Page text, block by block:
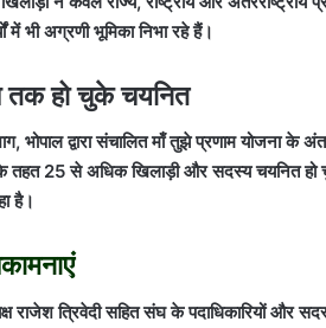
में भी अग्रणी भूमिका निभा रहे हैं।
हो चुके चयनित
भोपाल द्वारा संचालित माँ तुझे प्रणाम योजना के
25 से अधिक खिलाड़ी और सदस्य चयनित हो
है।
त्रिवेदी सहित संघ के पदाधिकारियों और